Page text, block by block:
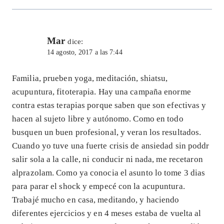
Mar dice:
14 agosto, 2017 a las 7:44
Familia, prueben yoga, meditación, shiatsu,
acupuntura, fitoterapia. Hay una campaña enorme
contra estas terapias porque saben que son efectivas y
hacen al sujeto libre y autónomo. Como en todo
busquen un buen profesional, y veran los resultados.
Cuando yo tuve una fuerte crisis de ansiedad sin poddr
salir sola a la calle, ni conducir ni nada, me recetaron
alprazolam. Como ya conocia el asunto lo tome 3 dias
para parar el shock y empecé con la acupuntura.
Trabajé mucho en casa, meditando, y haciendo
diferentes ejercicios y en 4 meses estaba de vuelta al